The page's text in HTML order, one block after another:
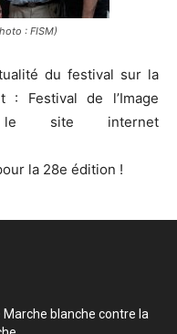
: FISM)
du festival sur la
: Festival de l’Image
site internet
la 28e édition !
Marche blanche contre la